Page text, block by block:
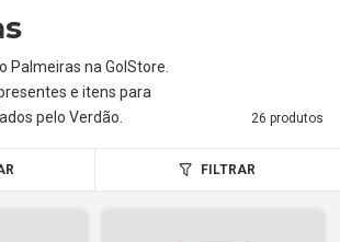
Palmeiras na GolStore.
e itens para
pelo Verdão.
26 produtos
FILTRAR